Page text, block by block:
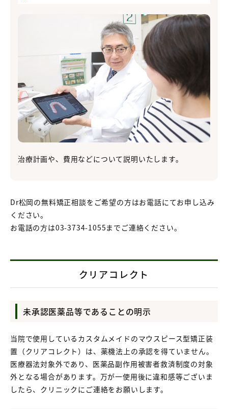
治療計画や、費用などについて説明いたします。
Dr松岡の無料矯正相談をご希望の方はお電話にてお申し込み
ください。
お電話の方は03-3734-1055までご連絡ください。
クリアコレクト
未承認医薬品等であることの明示
当院で使用しているカスタムメイドのマウスピース型矯正装
置（クリアコレクト）は、薬機法上の承認を得ていません。
医療器法対象­外であり、医薬品副作用被害者救済制度の対象
外となる場合があります。万が一使用後に違和感等ございま
したら、クリニックにご連­絡をお願いします。